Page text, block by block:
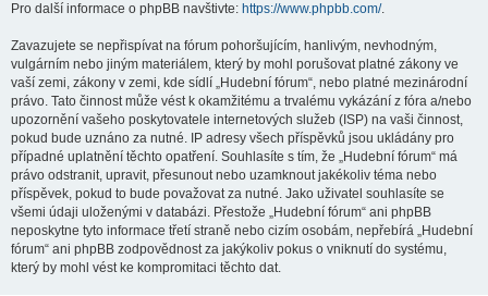
Pro další informace o phpBB navštivte: https://www.phpbb.com/.
Zavazujete se nepřispívat na fórum pohoršujícím, hanlivým, nevhodným,
vulgárním nebo jiným materiálem, který by mohl porušovat platné zákony ve
vaší zemi, zákony v zemi, kde sídlí „Hudební fórum“, nebo platné mezinárodní
právo. Tato činnost může vést k okamžitému a trvalému vykázání z fóra a/nebo
upozornění vašeho poskytovatele internetových služeb (ISP) na vaši činnost,
pokud bude uznáno za nutné. IP adresy všech příspěvků jsou ukládány pro
případné uplatnění těchto opatření. Souhlasíte s tím, že „Hudební fórum“ má
právo odstranit, upravit, přesunout nebo uzamknout jakékoliv téma nebo
příspěvek, pokud to bude považovat za nutné. Jako uživatel souhlasíte se
všemi údaji uloženými v databázi. Přestože „Hudební fórum“ ani phpBB
neposkytne tyto informace třetí straně nebo cizím osobám, nepřebírá „Hudební
fórum“ ani phpBB zodpovědnost za jakýkoliv pokus o vniknutí do systému,
který by mohl vést ke kompromitaci těchto dat.